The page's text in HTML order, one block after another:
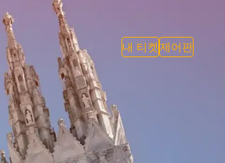
내 티켓 제어판